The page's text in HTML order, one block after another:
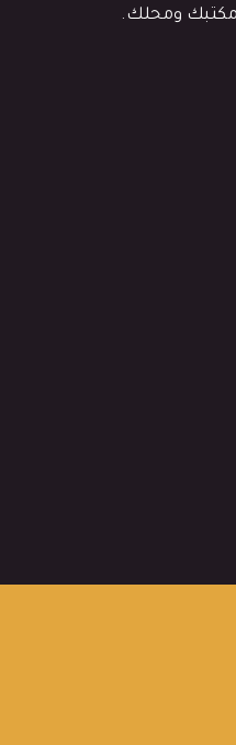
مكتبك ومحلك.